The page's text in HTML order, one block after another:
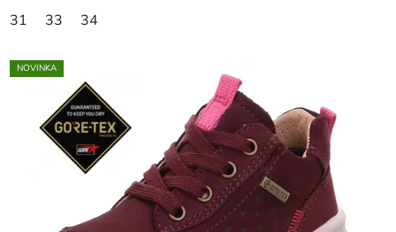
31 33 34
NOVINKA